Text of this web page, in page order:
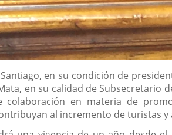
en su condición de
en su calidad de Subsecretario
colaboración en materia de
al incremento de turistas